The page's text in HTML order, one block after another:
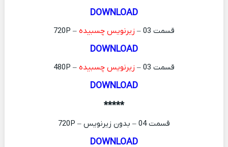
DOWNLOAD
قسمت 03 – زیرنویس چسبیده – 720P
DOWNLOAD
قسمت 03 – زیرنویس چسبیده – 480P
DOWNLOAD
*****
قسمت 04 – بدون زیرنویس – 720P
DOWNLOAD